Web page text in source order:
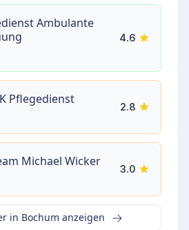
Ambulante
4.6
Pflegedienst
2.8
Michael Wicker
3.0
in Bochum anzeigen